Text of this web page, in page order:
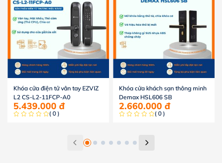
Khóa cửa điện tử vân tay EZVIZ
L2 CS-L2-11FCP-A0
5.439.000 đ
( 0 )
Khóa cửa khách sạn thông minh
Demax HSL606 SB
2.660.000 đ
( 0 )